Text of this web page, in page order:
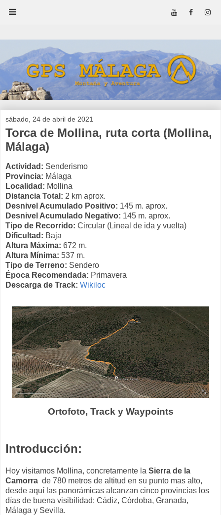
sábado, 24 de abril de 2021
Torca de Mollina, ruta corta (Mollina,
Málaga)
Actividad: Senderismo
Provincia: Málaga
Localidad: Mollina
Distancia Total: 2 km aprox.
Desnivel Acumulado Positivo: 145 m. aprox.
Desnivel Acumulado Negativo: 145 m. aprox.
Tipo de Recorrido: Circular (Lineal de ida y vuelta)
Dificultad: Baja
Altura Máxima: 672 m.
Altura Mínima: 537 m.
Tipo de Terreno: Sendero
Época Recomendada: Primavera
Descarga de Track: Wikiloc
Ortofoto, Track y Waypoints
Introducción:
Hoy visitamos Mollina, concretamente la Sierra de la
Camorra de 780 metros de altitud en su punto mas alto,
desde aquí las panorámicas alcanzan cinco provincias los
días de buena visibilidad: Cádiz, Córdoba, Granada,
Málaga y Sevilla.